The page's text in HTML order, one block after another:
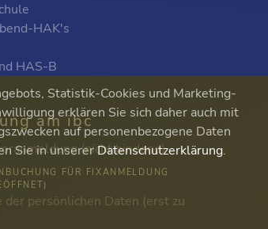
HAK's
HAS-B
am ibc
(nicht bindend)
FÜR FIXANMELDUNG
der persönlichen Daten (erst zu
Statistik-Cookies und Marketing-
erklären Sie sich daher auch mit
auf personenbezogene Daten
Sie in unsererDatenschutzerklärung.